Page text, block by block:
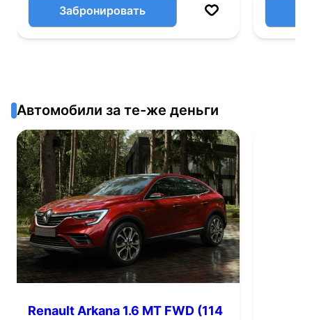
Забронировать
Автомобили за те-же деньги
Renault Arkana 1.6 MT FWD (114